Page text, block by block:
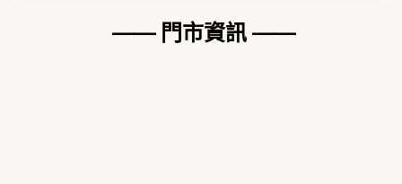
—— 門市資訊 ——